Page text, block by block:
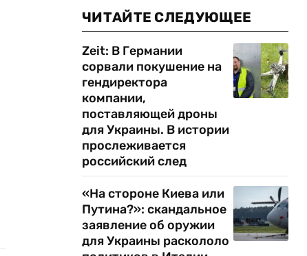
ЧИТАЙТЕ СЛЕДУЮЩЕЕ
Zeit: В Германии
сорвали покушение на
гендиректора
компании,
поставляющей дроны
для Украины. В истории
прослеживается
российский след
«На стороне Киева или
Путина?»: скандальное
заявление об оружии
для Украины раскололо